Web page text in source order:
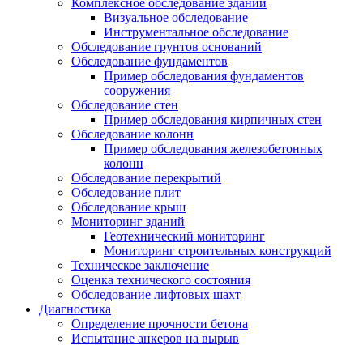
Комплексное обследование зданий
Визуальное обследование
Инструментальное обследование
Обследование грунтов оснований
Обследование фундаментов
Пример обследования фундаментов
сооружения
Обследование стен
Пример обследования кирпичных стен
Обследование колонн
Пример обследования железобетонных
колонн
Обследование перекрытий
Обследование плит
Обследование крыш
Мониторинг зданий
Геотехнический мониторинг
Мониторинг строительных конструкций
Техническое заключение
Оценка технического состояния
Обследование лифтовых шахт
Диагностика
Определение прочности бетона
Испытание анкеров на вырыв